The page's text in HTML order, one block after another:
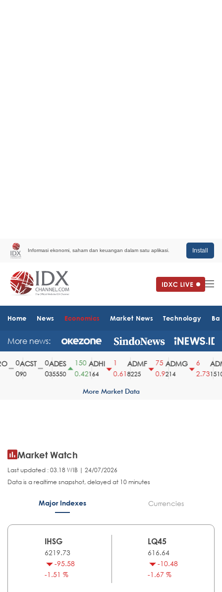
Informasi ekonomi, saham dan keuangan dalam satu aplikasi. Install
Home News Economics Market News Technology
More news:
ACST
90
ADES
35550
150
0.42
ADHI
164
0.61
ADMF
8225
75
0.9
ADMG
214
2.731510
More Market Data
Market Watch
Last updated : 03.18 WIB | 24/07/2026
Data is a realtime snapshot, delayed at 10 minutes
Major Indexes Currencies
IHSG
6219.73
-95.58
-1.51 %
LQ45
616.64
-10.48
-1.67 %